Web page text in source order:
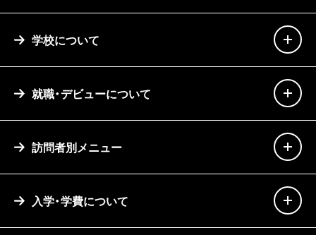
学校について
就職・デビューについて
訪問者別メニュー
入学・学費について